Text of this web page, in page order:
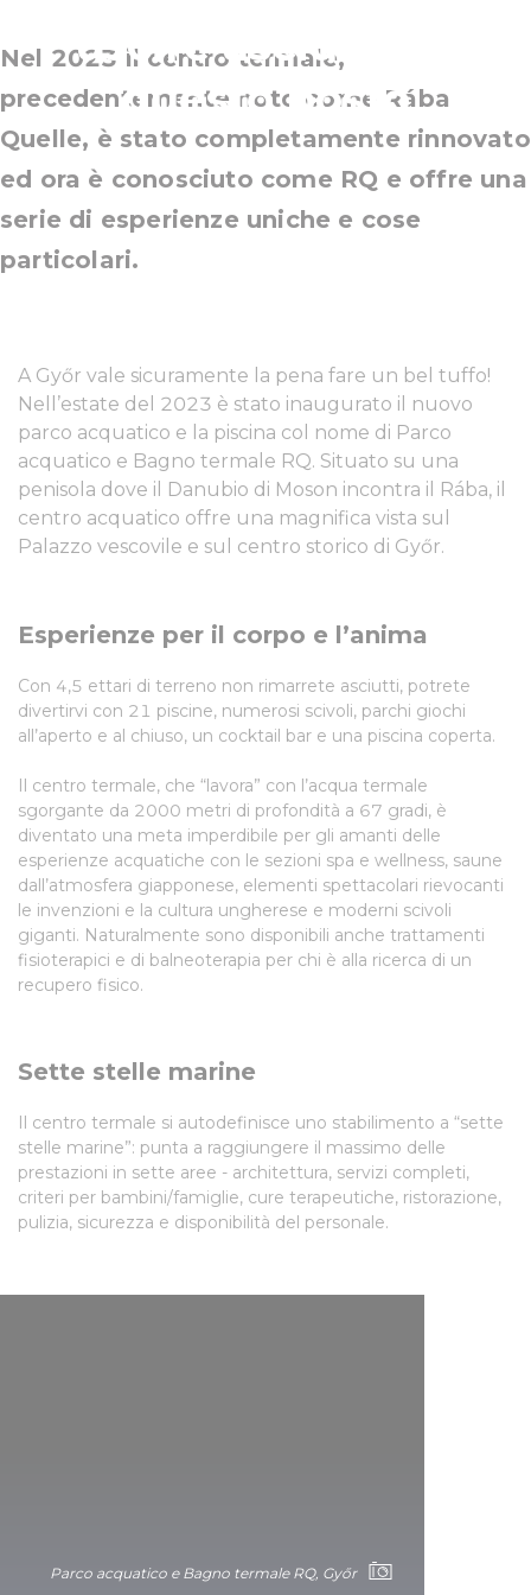
uscire asciutti da
questo posto
Nel 2023 il centro termale,
precedentemente noto come Rába
Quelle, è stato completamente rinnovato
ed ora è conosciuto come RQ e offre una
serie di esperienze uniche e cose
particolari.
A Győr vale sicuramente la pena fare un bel tuffo!
Nell’estate del 2023 è stato inaugurato il nuovo
parco acquatico e la piscina col nome di Parco
acquatico e Bagno termale RQ. Situato su una
penisola dove il Danubio di Moson incontra il Rába, il
centro acquatico offre una magnifica vista sul
Palazzo vescovile e sul centro storico di Győr.
Esperienze per il corpo e l’anima
Con 4,5 ettari di terreno non rimarrete asciutti, potrete
divertirvi con 21 piscine, numerosi scivoli, parchi giochi
all’aperto e al chiuso, un cocktail bar e una piscina coperta.
Il centro termale, che “lavora” con l’acqua termale
sgorgante da 2000 metri di profondità a 67 gradi, è
diventato una meta imperdibile per gli amanti delle
esperienze acquatiche con le sezioni spa e wellness, saune
dall’atmosfera giapponese, elementi spettacolari rievocanti
le invenzioni e la cultura ungherese e moderni scivoli
giganti. Naturalmente sono disponibili anche trattamenti
fisioterapici e di balneoterapia per chi è alla ricerca di un
recupero fisico.
Sette stelle marine
Il centro termale si autodefinisce uno stabilimento a “sette
stelle marine”: punta a raggiungere il massimo delle
prestazioni in sette aree - architettura, servizi completi,
criteri per bambini/famiglie, cure terapeutiche, ristorazione,
pulizia, sicurezza e disponibilità del personale.
Parco acquatico e Bagno termale RQ, Győr